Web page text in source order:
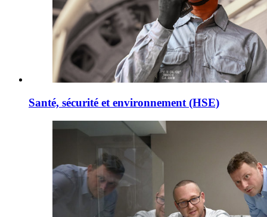
Santé, sécurité et environnement (HSE)